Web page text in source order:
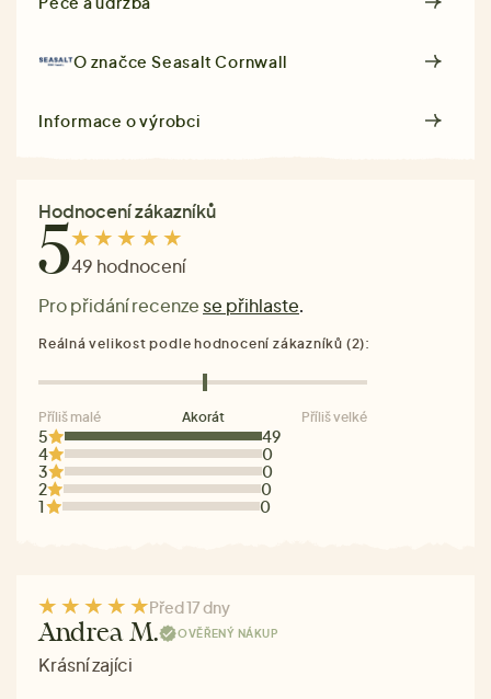
O značceSeasalt Cornwall
Informace o výrobci
Hodnocení zákazníků
549 hodnocení
Pro přidání recenze se přihlaste.
5
49
4
0
3
0
2
0
1
0
Reálná velikost podle hodnocení zákazníků (2):
Příliš malé Akorát Příliš velké
Před 17 dny
Andrea M. OVĚŘENÝ NÁKUP
Krásní zajíci